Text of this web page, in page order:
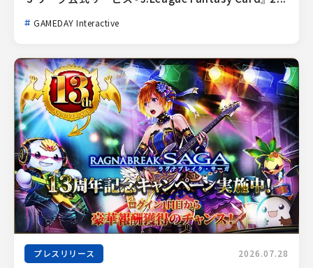
GAMEDAY Interactive
プレスリリース 2026.07.28